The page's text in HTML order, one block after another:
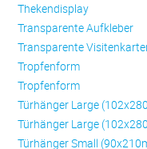
Thekendisplay
Transparente Aufkleber
Transparente
Trop­fen­form
Trop­fen­form
Türhänger Large
Türhänger Large
Türhänger Small